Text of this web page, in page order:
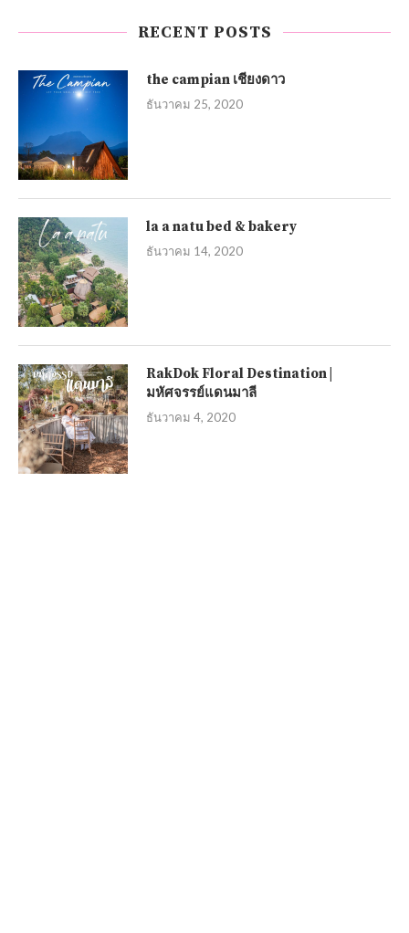
RECENT POSTS
the campian เชียงดาว
ธันวาคม 25, 2020
la a natu bed & bakery
ธันวาคม 14, 2020
RakDok Floral Destination |
มหัศจรรย์แดนมาลี
ธันวาคม 4, 2020